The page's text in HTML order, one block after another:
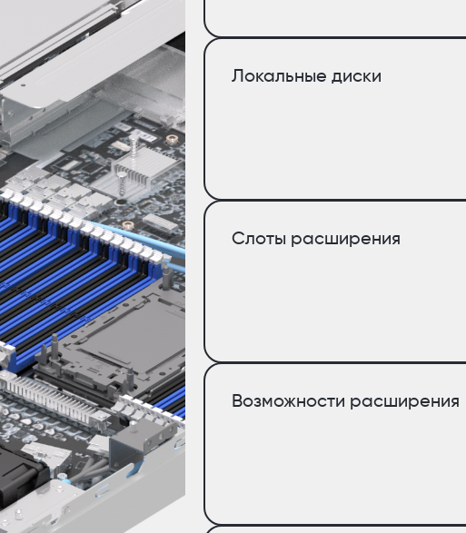
Локальные диски
Слоты расширения
Возможности расширения